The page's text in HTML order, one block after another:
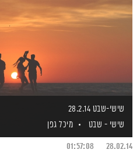
שישי-שבט 28.2.14
שישי - שבט
מיכל גפן
28.02.14
01:57:08